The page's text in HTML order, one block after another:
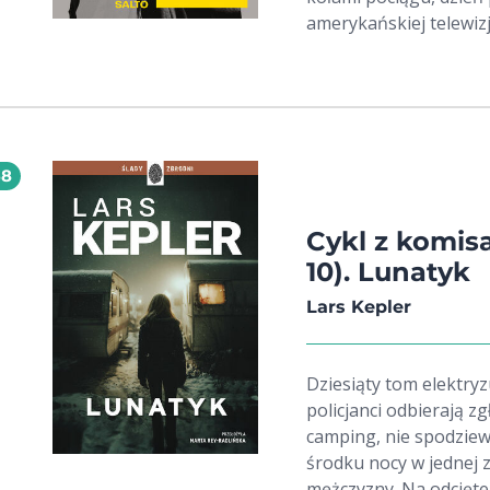
amerykańskiej
padają żona i syn,
nie mógł mówić w
legendarnego
filmów tamtej epoki.
to, co naprawdę
naszych czasów
niż z kronik wydarzeń
Cykl z
10). Lunatyk
Lars Kepler
Dziesiąty tom
policjanci odbierają
camping, nie
środku nocy w jednej